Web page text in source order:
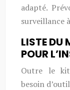
adapté.
surveillance
LISTE DU
POUR
Outre le kit
besoin